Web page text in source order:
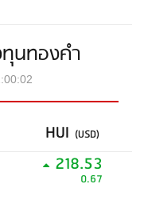
ทุนทองคำ
HUI (USD)
218.53
0.67